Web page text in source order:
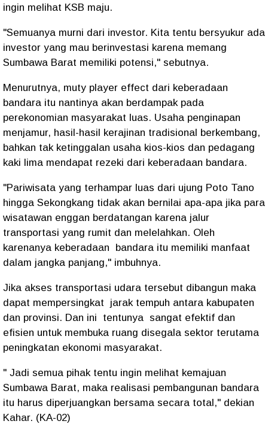
ingin melihat KSB maju.
"Semuanya murni dari investor. Kita tentu bersyukur ada
investor yang mau berinvestasi karena memang
Sumbawa Barat memiliki potensi," sebutnya.
Menurutnya, muty player effect dari keberadaan
bandara itu nantinya akan berdampak pada
perekonomian masyarakat luas. Usaha penginapan
menjamur, hasil-hasil kerajinan tradisional berkembang,
bahkan tak ketinggalan usaha kios-kios dan pedagang
kaki lima mendapat rezeki dari keberadaan bandara.
"Pariwisata yang terhampar luas dari ujung Poto Tano
hingga Sekongkang tidak akan bernilai apa-apa jika para
wisatawan enggan berdatangan karena jalur
transportasi yang rumit dan melelahkan. Oleh
karenanya keberadaan bandara itu memiliki manfaat
dalam jangka panjang," imbuhnya.
Jika akses transportasi udara tersebut dibangun maka
dapat mempersingkat jarak tempuh antara kabupaten
dan provinsi. Dan ini tentunya sangat efektif dan
efisien untuk membuka ruang disegala sektor terutama
peningkatan ekonomi masyarakat.
" Jadi semua pihak tentu ingin melihat kemajuan
Sumbawa Barat, maka realisasi pembangunan bandara
itu harus diperjuangkan bersama secara total," dekian
Kahar. (KA-02)